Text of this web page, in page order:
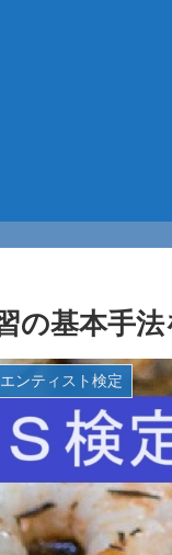
の基本手
ンティスト検定